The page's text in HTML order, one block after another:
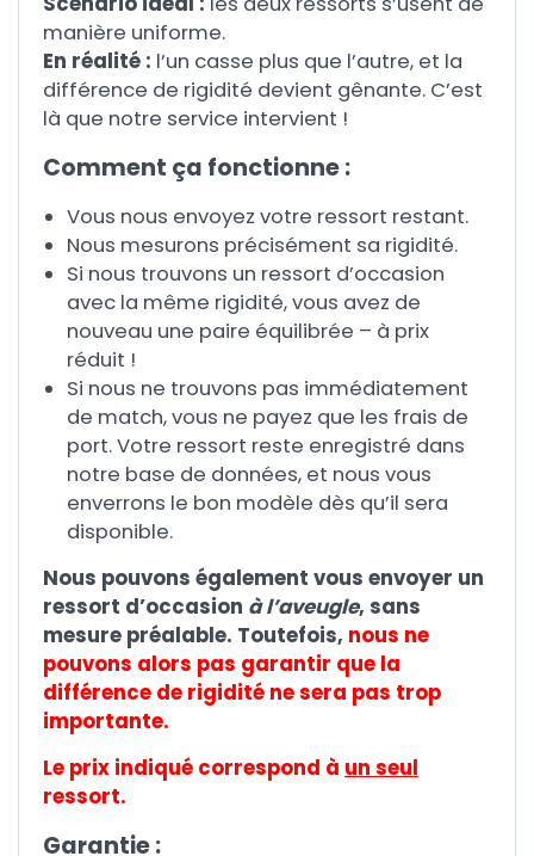
manière uniforme.
En réalité : l’un casse plus que l’autre, et la
différence de rigidité devient gênante. C’est
là que notre service intervient !
Comment ça fonctionne :
Vous nous envoyez votre ressort restant.
Nous mesurons précisément sa rigidité.
Si nous trouvons un ressort d’occasion
avec la même rigidité, vous avez de
nouveau une paire équilibrée – à prix
réduit !
Si nous ne trouvons pas immédiatement
de match, vous ne payez que les frais de
port. Votre ressort reste enregistré dans
notre base de données, et nous vous
enverrons le bon modèle dès qu’il sera
disponible.
Nous pouvons également vous envoyer un
ressort d’occasion à l’aveugle, sans
mesure préalable. Toutefois, nous ne
pouvons alors pas garantir que la
différence de rigidité ne sera pas trop
importante.
Le prix indiqué correspond à un seul
ressort.
Garantie :